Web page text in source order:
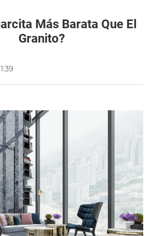
Más Barata Que El
Granito?